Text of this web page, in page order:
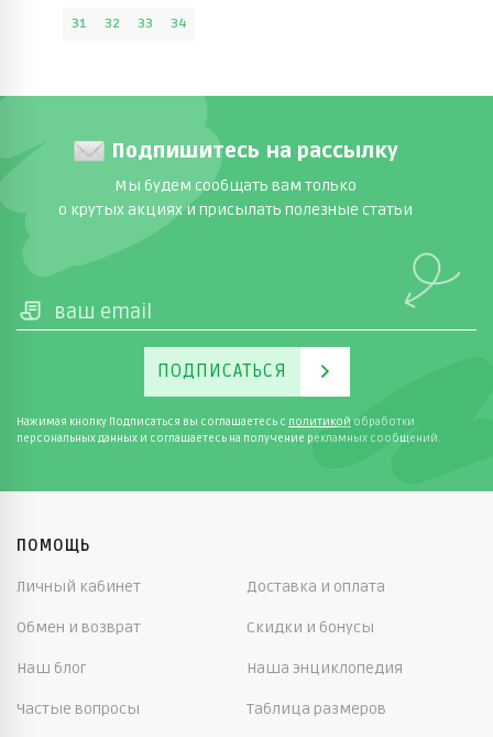
31 32 33 34
Подпишитесь на рассылку
Мы будем сообщать вам только
о крутых акциях и присылать полезные статьи
ПОДПИСАТЬСЯ
Нажимая кнопку Подписаться вы соглашаетесь с политикой обработки
персональных данных и соглашаетесь на получение рекламных сообщений.
ПОМОЩЬ
Личный кабинет Доставка и оплата
Обмен и возврат Скидки и бонусы
Наш блог Наша энциклопедия
Частые вопросы Таблица размеров